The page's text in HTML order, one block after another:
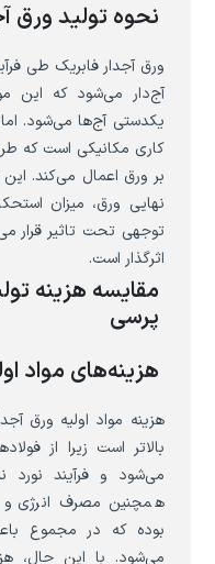
نحوه تولید ورق
ورق آجدار فابریک طی
آج‌دار می‌شود که این
یکدستی آج‌ها می‌شود.
کاری مکانیکی است که
بر ورق اعمال می‌کند.
نهایی ورق، میزان
توجهی تحت تاثیر قرار
اثرگذار است.
مقایسه هزینه
پرسی
هزینه‌های مواد
هزینه مواد اولیه ورق
بالاتر است زیرا از
می‌شود و فرآیند نورد
همچنین مصرف انرژی و
بوده که در مجموع
می‌شود. با این حال،